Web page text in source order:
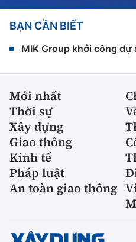
BẠN CẦN BIẾT
MIK Group khởi công dự
Mới nhất
Thời sự
Xây dựng
Giao thông
Kinh tế
Pháp luật
An toàn giao thông